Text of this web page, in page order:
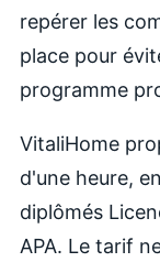
repérer les
place pour
programme
VitaliHome
d'une heure,
diplômés
APA. Le tarif